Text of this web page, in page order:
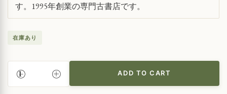
す。1995年創業の専門古書店です。
在庫あり
ル
ADD TO CART